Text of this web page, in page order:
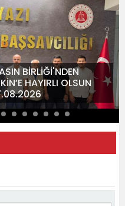
BİRLİĞİ'NDEN
HAYIRLI OLSUN